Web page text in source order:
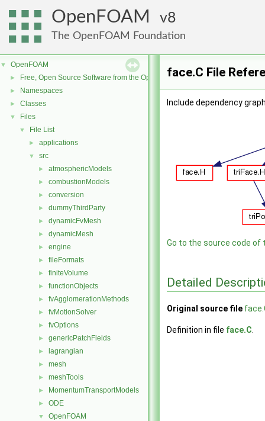
OpenFOAM 8
The OpenFOAM Foundation
▼ OpenFOAM
► Free, Open Source Software from the OpenFOAM Foundation
► Namespaces
► Classes
▼ Files
▼ File List
► applications
▼ src
► atmosphericModels
► combustionModels
► conversion
► dummyThirdParty
► dynamicFvMesh
► dynamicMesh
► engine
► fileFormats
► finiteVolume
► functionObjects
► fvAgglomerationMethods
► fvMotionSolver
► fvOptions
► genericPatchFields
► lagrangian
► mesh
► meshTools
► MomentumTransportModels
► ODE
▼ OpenFOAM
face.C File
Include dependency
Go to the source code of
Detailed
Original source file
Definition in file face.C